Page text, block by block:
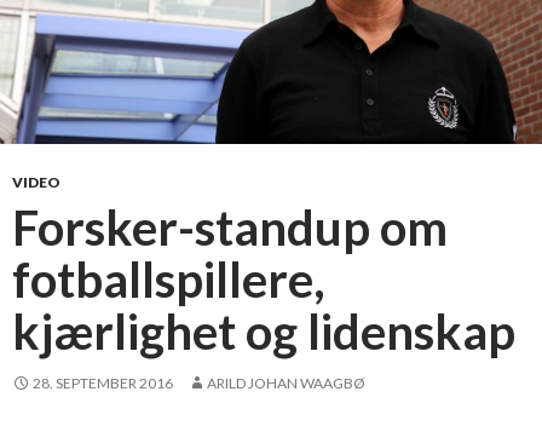
VIDEO
Forsker-standup om
fotballspillere,
kjærlighet og lidenskap
28. SEPTEMBER 2016 ARILD JOHAN WAAGBØ